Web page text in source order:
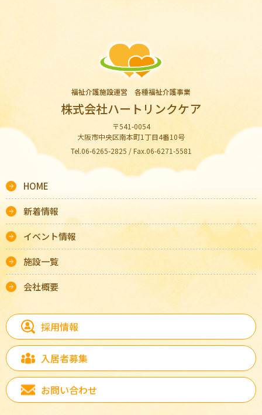
福祉介護施設運営 各種福祉介護事業
株式会社ハートリンクケア
〒541-0054
大阪市中央区南本町1丁目4番10号
Tel.06-6265-2825 / Fax.06-6271-5581
HOME
新着情報
イベント情報
施設一覧
会社概要
採用情報
入居者募集
お問い合わせ